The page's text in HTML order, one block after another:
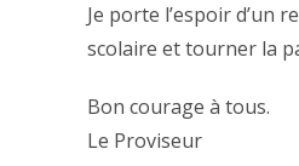
Je porte l’espoir d’un
scolaire et tourner la
Bon courage à tous.
Le Proviseur